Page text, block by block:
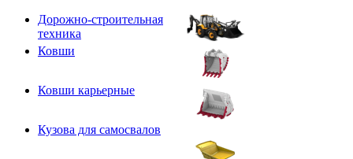
Дорожно-строительная
техника
Ковши
Ковши карьерные
Кузова для самосвалов